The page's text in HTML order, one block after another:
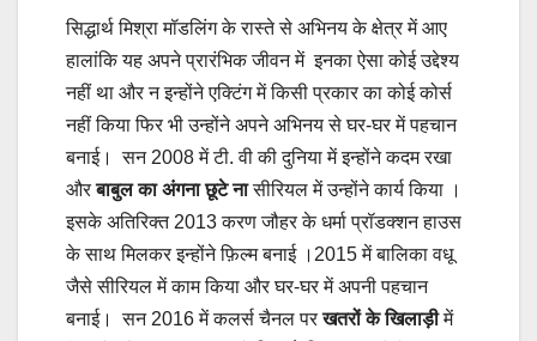
सिद्धार्थ मिश्रा मॉडलिंग के रास्ते से अभिनय के क्षेत्र में आए
हालांकि यह अपने प्रारंभिक जीवन में इनका ऐसा कोई उद्देश्य
नहीं था और न इन्होंने एक्टिंग में किसी प्रकार का कोई कोर्स
नहीं किया फिर भी उन्होंने अपने अभिनय से घर-घर में पहचान
बनाई। सन 2008 में टी. वी की दुनिया में इन्होंने कदम रखा
औरबाबुल का अंगना छूटे नासीरियल में उन्होंने कार्य किया ।
इसके अतिरिक्त 2013 करण जौहर के धर्मा प्रॉडक्शन हाउस
के साथ मिलकर इन्होंने फ़िल्म बनाई ।2015 में बालिका वधू
जैसे सीरियल में काम किया और घर-घर में अपनी पहचान
बनाई। सन 2016 में कलर्स चैनल परखतरों के खिलाड़ीमें